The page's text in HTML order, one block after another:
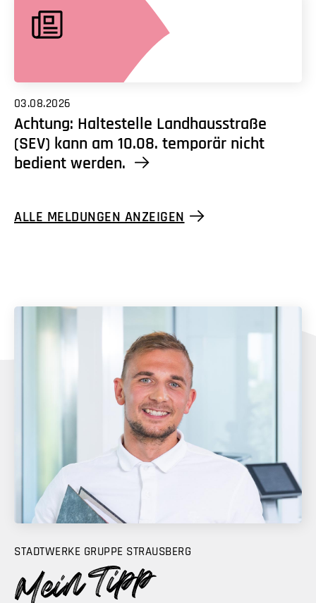
03.08.2026
Achtung: Haltestelle Landhausstraße
(SEV) kann am 10.08. temporär nicht
bedient werden.
ALLE MELDUNGEN ANZEIGEN
STADTWERKE GRUPPE STRAUSBERG